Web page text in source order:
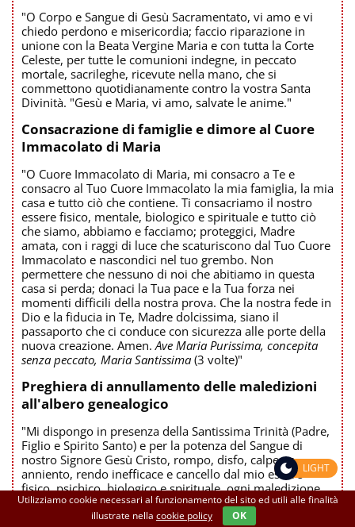
"O Corpo e Sangue di Gesù Sacramentato, vi amo e vi
chiedo perdono e misericordia; faccio riparazione in
unione con la Beata Vergine Maria e con tutta la Corte
Celeste, per tutte le comunioni indegne, in peccato
mortale, sacrileghe, ricevute nella mano, che si
commettono quotidianamente contro la vostra Santa
Divinità. "Gesù e Maria, vi amo, salvate le anime."
Consacrazione di famiglie e dimore al Cuore
Immacolato di Maria
"O Cuore Immacolato di Maria, mi consacro a Te e
consacro al Tuo Cuore Immacolato la mia famiglia, la mia
casa e tutto ciò che contiene. Ti consacriamo il nostro
essere fisico, mentale, biologico e spirituale e tutto ciò
che siamo, abbiamo e facciamo; proteggici, Madre
amata, con i raggi di luce che scaturiscono dal Tuo Cuore
Immacolato e nascondici nel tuo grembo. Non
permettere che nessuno di noi che abitiamo in questa
casa si perda; donaci la Tua pace e la Tua forza nei
momenti difficili della nostra prova. Che la nostra fede in
Dio e la fiducia in Te, Madre dolcissima, siano il
passaporto che ci conduce con sicurezza alle porte della
nuova creazione. Amen.Ave Maria Purissima, concepita
senza peccato, Maria Santissima (3 volte)"
Preghiera di annullamento delle maledizioni
all'albero genealogico
"Mi dispongo in presenza della Santissima Trinità (Padre,
Figlio e Spirito Santo) e per la potenza del Sangue di
nostro Signore Gesù Cristo, rompo, disfo, calpesto,
anniento, rendo inefficace e cancello dal mio essere
fisico, psichico, biologico e spirituale, ogni maledizione
che è stata posta su di me, sulla mia famiglia e albero
genealogico, su qualunque persona, familiare o antenato
Utilizziamo cookie necessari al funzionamento del sito ed utili alle finalità
illustrate nella cookie policy OK
LIGHT